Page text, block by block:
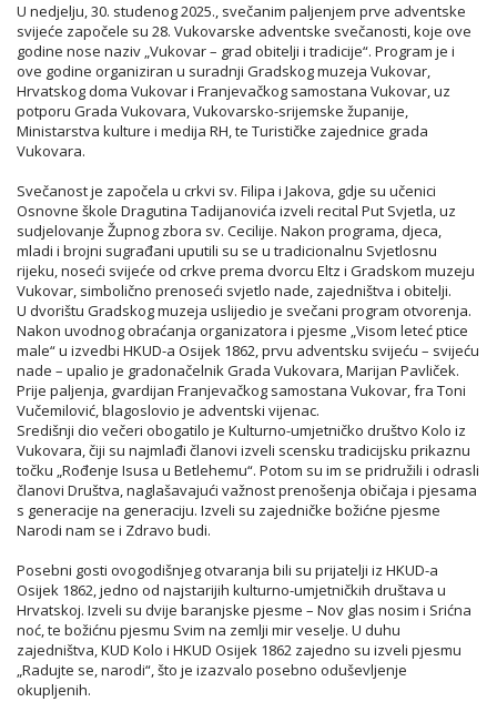
U nedjelju, 30. studenog 2025., svečanim paljenjem prve adventske
svijeće započele su 28. Vukovarske adventske svečanosti, koje ove
godine nose naziv „Vukovar – grad obitelji i tradicije“. Program je i
ove godine organiziran u suradnji Gradskog muzeja Vukovar,
Hrvatskog doma Vukovar i Franjevačkog samostana Vukovar, uz
potporu Grada Vukovara, Vukovarsko-srijemske županije,
Ministarstva kulture i medija RH, te Turističke zajednice grada
Vukovara.
Svečanost je započela u crkvi sv. Filipa i Jakova, gdje su učenici
Osnovne škole Dragutina Tadijanovića izveli recital Put Svjetla, uz
sudjelovanje Župnog zbora sv. Cecilije. Nakon programa, djeca,
mladi i brojni sugrađani uputili su se u tradicionalnu Svjetlosnu
rijeku, noseći svijeće od crkve prema dvorcu Eltz i Gradskom muzeju
Vukovar, simbolično prenoseći svjetlo nade, zajedništva i obitelji.
U dvorištu Gradskog muzeja uslijedio je svečani program otvorenja.
Nakon uvodnog obraćanja organizatora i pjesme „Visom leteć ptice
male“ u izvedbi HKUD-a Osijek 1862, prvu adventsku svijeću – svijeću
nade – upalio je gradonačelnik Grada Vukovara, Marijan Pavliček.
Prije paljenja, gvardijan Franjevačkog samostana Vukovar, fra Toni
Vučemilović, blagoslovio je adventski vijenac.
Središnji dio večeri obogatilo je Kulturno-umjetničko društvo Kolo iz
Vukovara, čiji su najmlađi članovi izveli scensku tradicijsku prikaznu
točku „Rođenje Isusa u Betlehemu“. Potom su im se pridružili i odrasli
članovi Društva, naglašavajući važnost prenošenja običaja i pjesama
s generacije na generaciju. Izveli su zajedničke božićne pjesme
Narodi nam se i Zdravo budi.
Posebni gosti ovogodišnjeg otvaranja bili su prijatelji iz HKUD-a
Osijek 1862, jedno od najstarijih kulturno-umjetničkih društava u
Hrvatskoj. Izveli su dvije baranjske pjesme – Nov glas nosim i Srićna
noć, te božićnu pjesmu Svim na zemlji mir veselje. U duhu
zajedništva, KUD Kolo i HKUD Osijek 1862 zajedno su izveli pjesmu
„Radujte se, narodi“, što je izazvalo posebno oduševljenje
okupljenih.